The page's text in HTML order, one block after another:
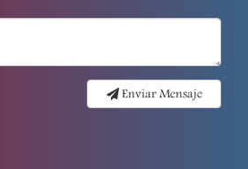
Enviar Mensaje